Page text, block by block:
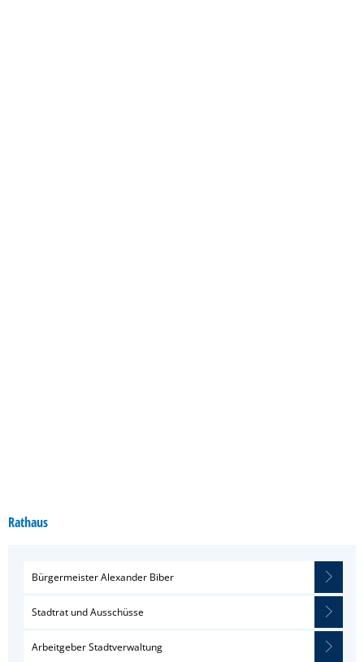
Rathaus
Bürgermeister Alexander Biber
Stadtrat und Ausschüsse
Arbeitgeber Stadtverwaltung